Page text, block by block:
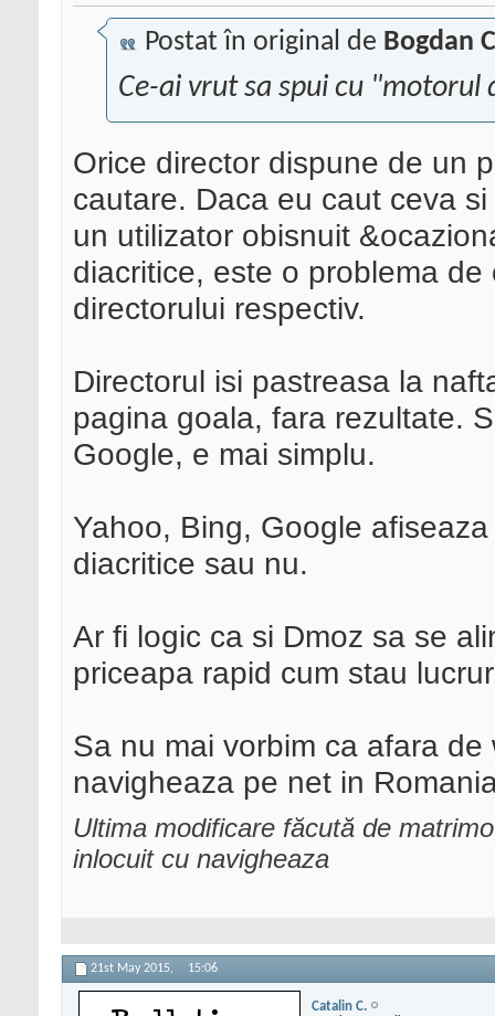
Postat în original de Bogdan
Ce-ai vrut sa spui cu "motorul
Orice director dispune de un
cautare. Daca eu caut ceva
un utilizator obisnuit
diacritice, este o problema
directorului respectiv.
Directorul isi pastreasa la
pagina goala, fara rezultate.
Google, e mai simplu.
Yahoo, Bing, Google
diacritice sau nu.
Ar fi logic ca si Dmoz sa se
priceapa rapid cum stau
Sa nu mai vorbim ca afara
navigheaza pe net in
Ultima modificare făcută de
inlocuit cu navigheaza
21st May 2015, 15:06
Catalin C.